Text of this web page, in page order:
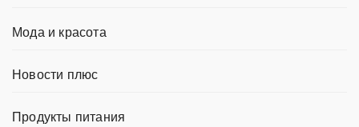
Мода и красота
Новости плюс
Продукты питания